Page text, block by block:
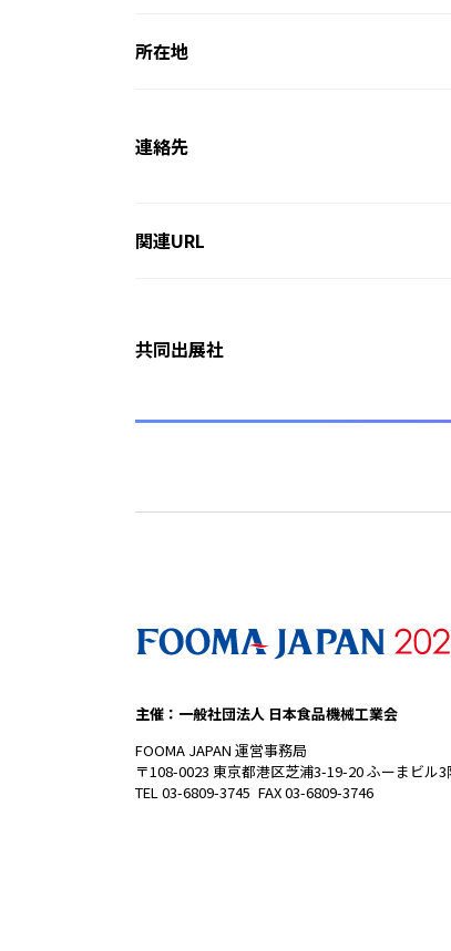
所在地
連絡先
関連URL
共同出展社
主催：一般社団法人 日本食品機械工業会
FOOMA JAPAN 運営事務局
〒108-0023 東京都港区芝浦3-19-20 ふーまビル3
TEL 03-6809-3745 FAX 03-6809-3746